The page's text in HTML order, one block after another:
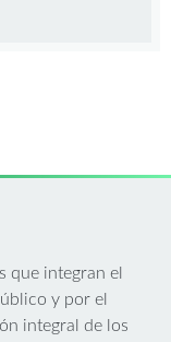
que integran el
y por el
integral de los